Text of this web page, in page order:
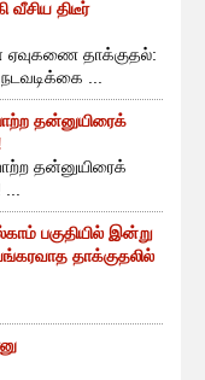
திடீர்
ஏவுகணை தாக்குதல்:
...
தன்னுயிரைக்
தன்னுயிரைக்
...
பகுதியில் இன்று
தாக்குதலில்